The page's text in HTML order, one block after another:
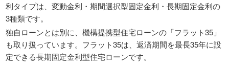
利タイプは、変動金利・期間選択型固定金利・長期固定金利の
3種類です。
独自ローンとは別に、機構提携型住宅ローンの「フラット35」
も取り扱っています。フラット35は、返済期間を最長35年に設
定できる長期固定金利型住宅ローンです。